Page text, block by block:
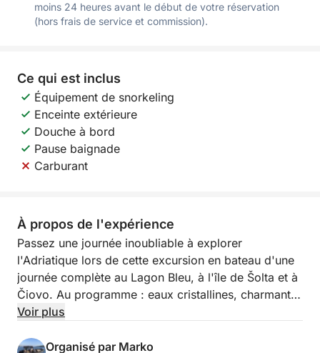
moins 24 heures avant le début de votre réservation
(hors frais de service et commission).
Ce qui est inclus
Équipement de snorkeling
Enceinte extérieure
Douche à bord
Pause baignade
Carburant
À propos de l'expérience
Passez une journée inoubliable à explorer
l'Adriatique lors de cette excursion en bateau d'une
journée complète au Lagon Bleu, à l'île de Šolta et à
Čiovo. Au programme : eaux cristallines, charmants
villages côtiers et magnifiques plages. Cette
et les groupes d'amis qui souhaitent profiter d'une
Voir plus
Organisé par Marko